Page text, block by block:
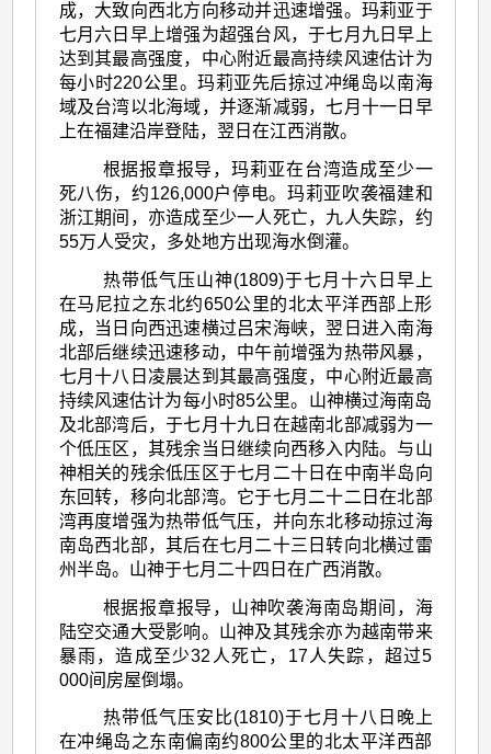
成，大致向西北方向移动并迅速增强。玛莉亚于
七月六日早上增强为超强台风，于七月九日早上
达到其最高强度，中心附近最高持续风速估计为
每小时220公里。玛莉亚先后掠过冲绳岛以南海
域及台湾以北海域，并逐渐减弱，七月十一日早
上在福建沿岸登陆，翌日在江西消散。
根据报章报导，玛莉亚在台湾造成至少一
死八伤，约126,000户停电。玛莉亚吹袭福建和
浙江期间，亦造成至少一人死亡，九人失踪，约
55万人受灾，多处地方出现海水倒灌。
热带低气压山神(1809)于七月十六日早上
在马尼拉之东北约650公里的北太平洋西部上形
成，当日向西迅速横过吕宋海峡，翌日进入南海
北部后继续迅速移动，中午前增强为热带风暴，
七月十八日凌晨达到其最高强度，中心附近最高
持续风速估计为每小时85公里。山神横过海南岛
及北部湾后，于七月十九日在越南北部减弱为一
个低压区，其残余当日继续向西移入内陆。与山
神相关的残余低压区于七月二十日在中南半岛向
东回转，移向北部湾。它于七月二十二日在北部
湾再度增强为热带低气压，并向东北移动掠过海
南岛西北部，其后在七月二十三日转向北横过雷
州半岛。山神于七月二十四日在广西消散。
根据报章报导，山神吹袭海南岛期间，海
陆空交通大受影响。山神及其残余亦为越南带来
暴雨，造成至少32人死亡，17人失踪，超过5
000间房屋倒塌。
热带低气压安比(1810)于七月十八日晚上
在冲绳岛之东南偏南约800公里的北太平洋西部